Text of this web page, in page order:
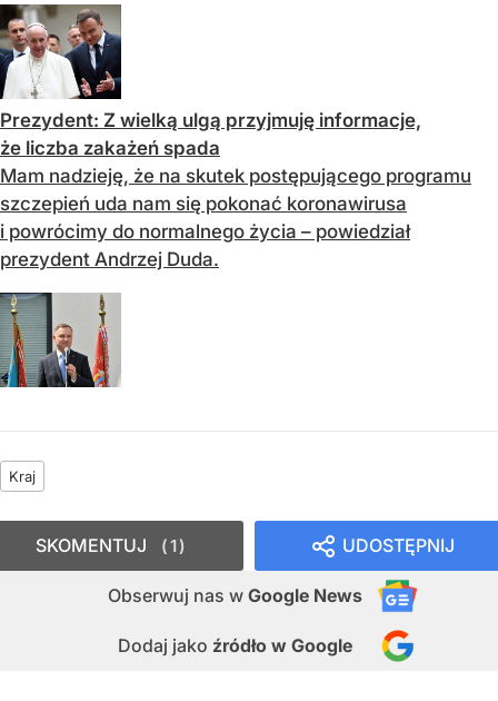
Prezydent: Z wielką ulgą przyjmuję informacje,
że liczba zakażeń spada
Mam nadzieję, że na skutek postępującego programu
szczepień uda nam się pokonać koronawirusa
i powrócimy do normalnego życia – powiedział
prezydent Andrzej Duda.
Kraj
UDOSTĘPNIJ
Obserwuj nas w Google News
Dodaj jako źródło w Google
SKOMENTUJ 1